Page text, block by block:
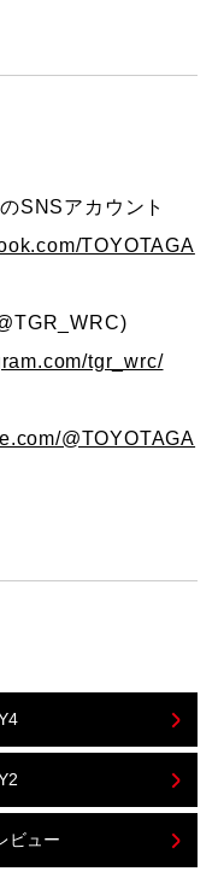
SNSアカウント
TOYOTAGA
tgr_wrc/
@TOYOTAGA
ビュー